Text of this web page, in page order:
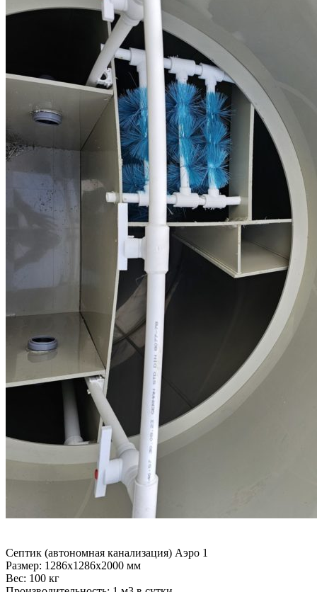
Септик (автономная канализация) Аэро 1
Размер: 1286x1286x2000 мм
Вес: 100 кг